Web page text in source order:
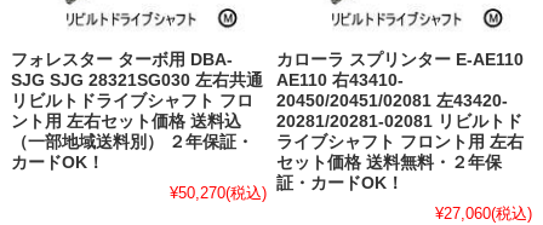
フォレスター ターボ用 DBA-
SJG SJG 28321SG030 左右共通
リビルトドライブシャフト フロ
ント用 左右セット価格 送料込
（一部地域送料別） ２年保証・
カードOK！
¥50,270(税込)
カローラ スプリンター E-AE110
AE110 右43410-
20450/20451/02081 左43420-
20281/20281-02081 リビルトド
ライブシャフト フロント用 左右
セット価格 送料無料・２年保
証・カードOK！
¥27,060(税込)